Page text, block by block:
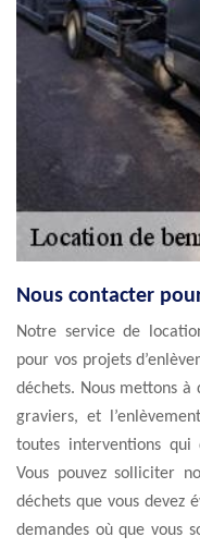
Nous contacter
Notre service de
pour vos projets
déchets. Nous mettons
graviers, et
toutes interventions qui
Vous pouvez solliciter
déchets que vous devez
demandes où que vous